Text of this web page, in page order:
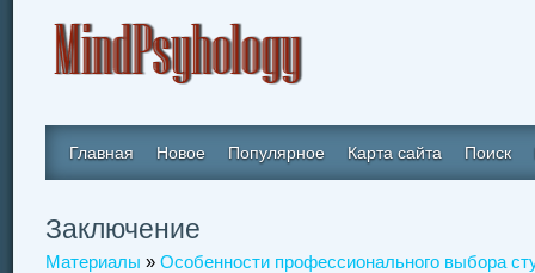
Главная Новое Популярное Карта сайта Поиск
Заключение
Материалы » Особенности профессионального выбора